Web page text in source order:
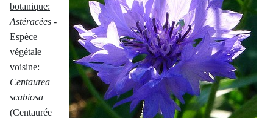
botanique:
Astéracées -
Espèce
végétale
voisine:
Centaurea
scabiosa
(Centaurée